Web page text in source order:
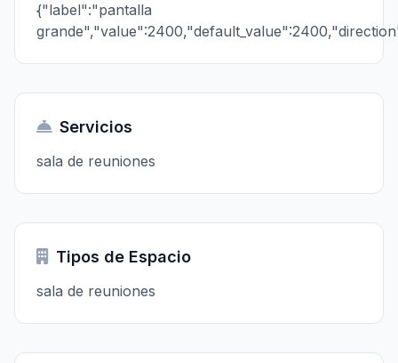
{"label":"pantalla
Servicios
sala de reuniones
Tipos de Espacio
sala de reuniones